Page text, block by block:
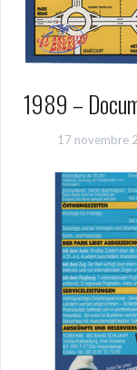
1989 –
17 novembre